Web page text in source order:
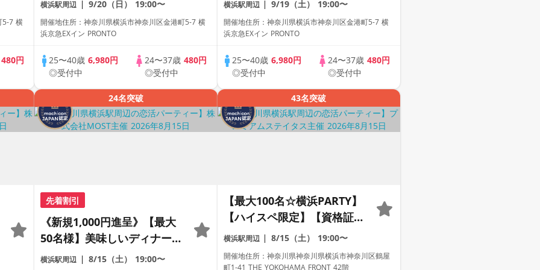
5-7 横
480円
時間。
横浜駅周辺 9/20（日） 19:00〜
開催地住所：神奈川県横浜市神奈川区金港町5-7 横
浜京急EXイン PRONTO
25〜40歳6,980円
◎受付中
24〜37歳480円
◎受付中
時間。
横浜駅周辺 9/19（土） 19:00〜
開催地住所：神奈川県横浜市神奈川区金港町5-7 横
浜京急EXイン PRONTO
25〜40歳 6,980円
◎受付中
24〜37歳 480円
◎受付中
24名突破
先着割引
《新規1,000円進呈》【最大
50名様】美味しいディナーを
楽しみながら、自然につなが
横浜駅周辺 8/15（土） 19:00〜
43名突破
【最大100名☆横浜PARTY】
【ハイスペ限定】【資格証
100%提示保証】【累計110万
人】プレミアムステイタス
横浜駅周辺 8/15（土） 19:00〜
開催地住所：神奈川県神奈川県横浜市神奈川区鶴屋
町1-41 THE YOKOHAMA FRONT 42階